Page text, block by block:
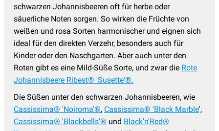
schwarzen Johannisbeeren oft für herbe oder
säuerliche Noten sorgen. So wirken die Früchte von
weißen und rosa Sorten harmonischer und eignen sich
ideal für den direkten Verzehr, besonders auch für
Kinder oder den Naschgarten. Aber auch unter den
Roten gibt es eine Mild-Süße Sorte, und zwar die Rote
Johannisbeere Ribest® 'Susette'®.
Die Süßen unter den schwarzen Johannisbeeren, wie
Cassissima® 'Noiroma'®, Cassissima® 'Black Marble',
Cassissima® 'Blackbells'® und Black'n'Red®